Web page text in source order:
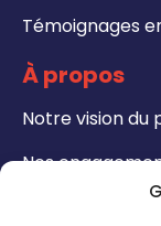
Témoignages
À propos
Notre vision du
Nos